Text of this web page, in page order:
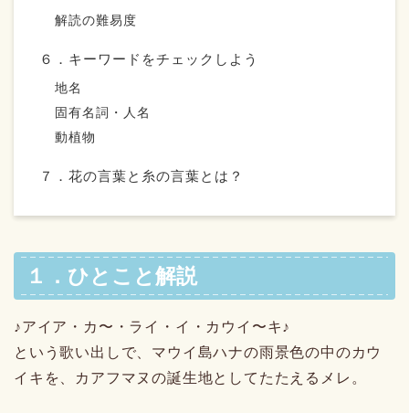
解読の難易度
６．キーワードをチェックしよう
地名
固有名詞・人名
動植物
７．花の言葉と糸の言葉とは？
１．ひとこと解説
♪アイア・カ〜・ライ・イ・カウイ〜キ♪
という歌い出しで、マウイ島ハナの雨景色の中のカウ
イキを、カアフマヌの誕生地としてたたえるメレ。